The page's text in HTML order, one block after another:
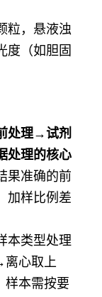
粒，悬液浊
度（如胆固
处理→试剂
理的核心
果准确的前
加样比例差
本类型处理
离心取上
样本需按要